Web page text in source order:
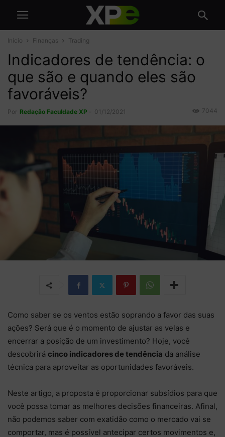
Início Finanças Trading
Indicadores de tendência: o
que são e quando eles são
favoráveis?
Por Redação Faculdade XP 01/12/2021 7044
Como saber se os ventos estão soprando a favor das suas
ações? Será que é o momento de ajustar as velas e
encerrar a posição de um investimento? Hoje, você
descobrirá cinco indicadores de tendência da análise
técnica para aproveitar as oportunidades favoráveis.
Neste artigo, a proposta é proporcionar subsídios para que
você possa tomar as melhores decisões financeiras. Afinal,
não podemos saber com exatidão como o mercado vai se
comportar, mas é possível antecipar certos movimentos e,